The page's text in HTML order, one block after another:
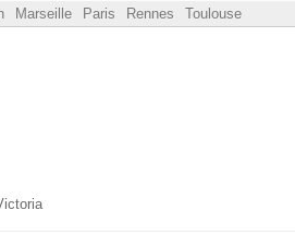
Marseille Paris Rennes Toulouse